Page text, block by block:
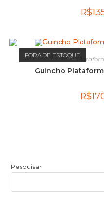
R$
FORA DE ESTOQUE
Guincho
R$
Pesquisar